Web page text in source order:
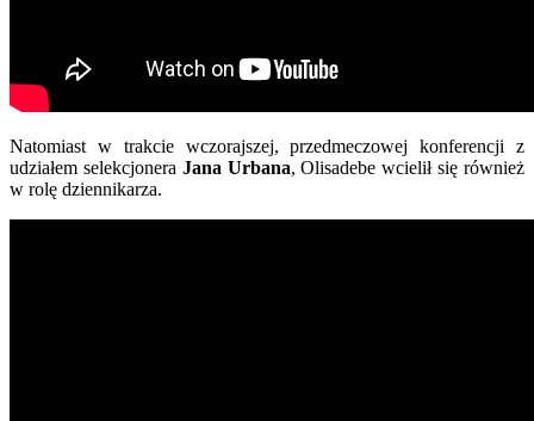
Natomiast w trakcie wczorajszej, przedmeczowej konferencji z
udziałem selekcjonera Jana Urbana, Olisadebe wcielił się również
w rolę dziennikarza.